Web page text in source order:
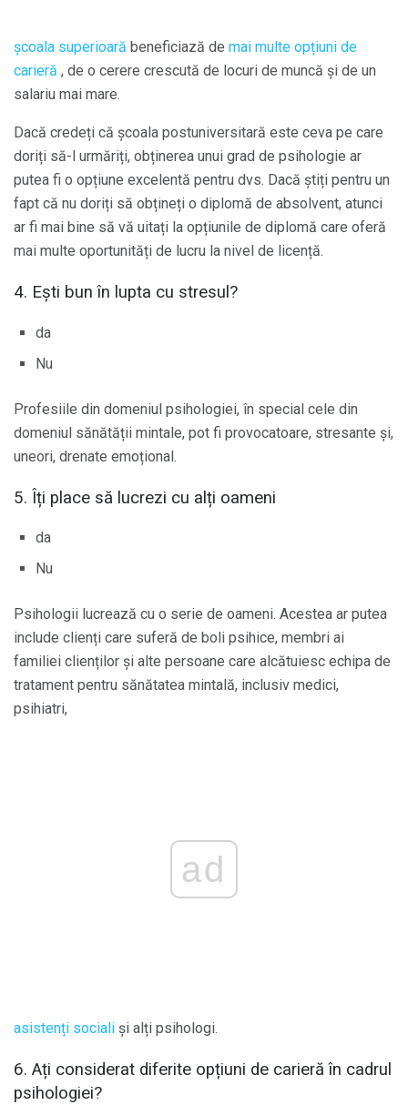
școala superioară beneficiază de mai multe opțiuni de
carieră , de o cerere crescută de locuri de muncă și de un
salariu mai mare.
Dacă credeți că școala postuniversitară este ceva pe care
doriți să-l urmăriți, obținerea unui grad de psihologie ar
putea fi o opțiune excelentă pentru dvs. Dacă știți pentru un
fapt că nu doriți să obțineți o diplomă de absolvent, atunci
ar fi mai bine să vă uitați la opțiunile de diplomă care oferă
mai multe oportunități de lucru la nivel de licență.
4. Ești bun în lupta cu stresul?
da
Nu
Profesiile din domeniul psihologiei, în special cele din
domeniul sănătății mintale, pot fi provocatoare, stresante și,
uneori, drenate emoțional.
5. Îți place să lucrezi cu alți oameni
da
Nu
Psihologii lucrează cu o serie de oameni. Acestea ar putea
include clienți care suferă de boli psihice, membri ai
familiei clienților și alte persoane care alcătuiesc echipa de
tratament pentru sănătatea mintală, inclusiv medici,
psihiatri,
ad
asistenți sociali și alți psihologi.
6. Ați considerat diferite opțiuni de carieră în cadrul
psihologiei?